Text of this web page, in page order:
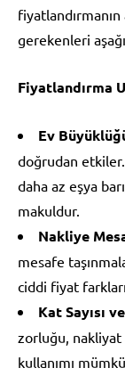
fiyatlandırmanın
gerekenleri
Fiyatlandırma
Ev
doğrudan
daha az eşya
makuldur.
Nakliye
mesafe
ciddi fiyat
Kat Sayısı
zorluğu, nakliyat
kullanımı